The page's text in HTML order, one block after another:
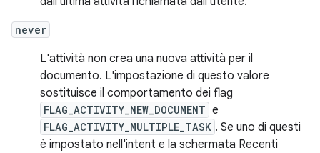
never
L'attività non crea una nuova attività per il
documento. L'impostazione di questo valore
sostituisce il comportamento dei flag
FLAG_ACTIVITY_NEW_DOCUMENT e
FLAG_ACTIVITY_MULTIPLE_TASK . Se uno di questi
è impostato nell'intent e la schermata Recenti